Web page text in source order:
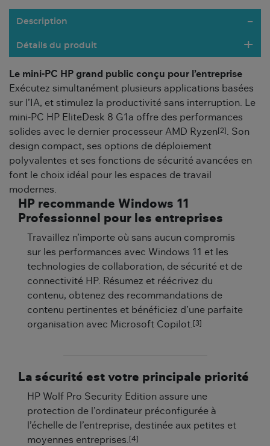
Description
Détails du produit
Le mini-PC HP grand public conçu pour l’entreprise
Exécutez simultanément plusieurs applications basées
sur l’IA, et stimulez la productivité sans interruption. Le
mini-PC HP EliteDesk 8 G1a offre des performances
solides avec le dernier processeur AMD Ryzen[2] . Son
design compact, ses options de déploiement
polyvalentes et ses fonctions de sécurité avancées en
font le choix idéal pour les espaces de travail
modernes.
HP recommande Windows 11
Professionnel pour les entreprises
Travaillez n’importe où sans aucun compromis
sur les performances avec Windows 11 et les
technologies de collaboration, de sécurité et de
connectivité HP. Résumez et réécrivez du
contenu, obtenez des recommandations de
contenu pertinentes et bénéficiez d’une parfaite
organisation avec Microsoft Copilot. [3]
La sécurité est votre principale priorité
HP Wolf Pro Security Edition assure une
protection de l’ordinateur préconfigurée à
l’échelle de l’entreprise, destinée aux petites et
moyennes entreprises. [4]